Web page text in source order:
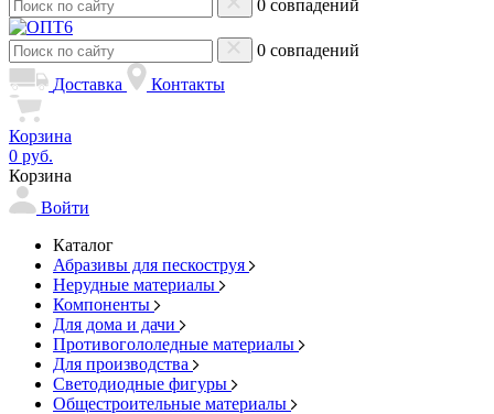
0 совпадений
0 совпадений
Доставка
Контакты
Корзина
0 руб.
Корзина
Войти
Каталог
Абразивы для пескоструя
Нерудные материалы
Компоненты
Для дома и дачи
Противогололедные материалы
Для производства
Светодиодные фигуры
Общестроительные материалы